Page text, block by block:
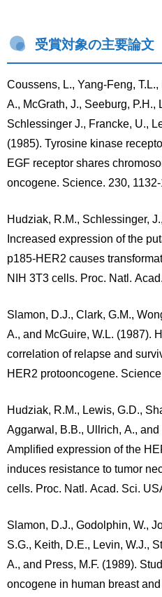
受賞対象の主要論文
Coussens, L., Yang-Feng, T.L.,
A., McGrath, J., Seeburg, P.H.,
Schlessinger J., Francke, U.,
(1985). Tyrosine kinase
EGF receptor shares
oncogene. Science. 230, 1132-
Hudziak, R.M., Schlessinger,
Increased expression of the
p185-HER2 causes
NIH 3T3 cells. Proc. Natl.
Slamon, D.J., Clark, G.M.,
A., and McGuire, W.L. (1987).
correlation of relapse and
HER2 protooncogene.
Hudziak, R.M., Lewis, G.D.,
Aggarwal, B.B., Ullrich, A., and
Amplified expression of the
induces resistance to tumor
cells. Proc. Natl. Acad. Sci.
Slamon, D.J., Godolphin, W.,
S.G., Keith, D.E., Levin, W.J.,
A., and Press, M.F. (1989).
oncogene in human breast